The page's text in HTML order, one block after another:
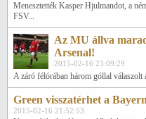
Menesztették Kasper Hjulmandot, a
FSV...
Az MU állva
Arsenal!
2015-02-16 23:09:29
A záró félórában három góllal válaszolt
Green visszatérhet a
2015-02-16 21:52:53